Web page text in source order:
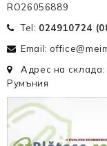
RO26056889
Tel: 024910724 (
Email:
Адрес на склада:
Румъния